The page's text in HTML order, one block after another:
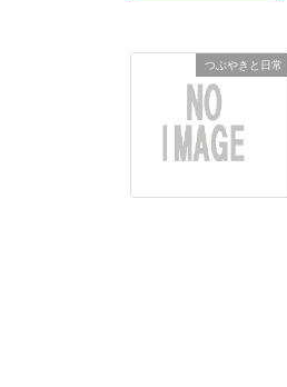
つぶやきと日常